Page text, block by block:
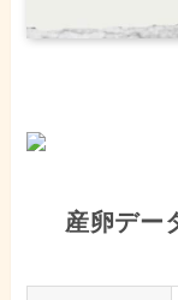
産卵デー